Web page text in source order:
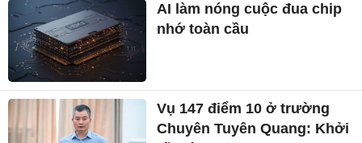
AI làm nóng cuộc đua chip
nhớ toàn cầu
Vụ 147 điểm 10 ở trường
Chuyên Tuyên Quang: Khởi